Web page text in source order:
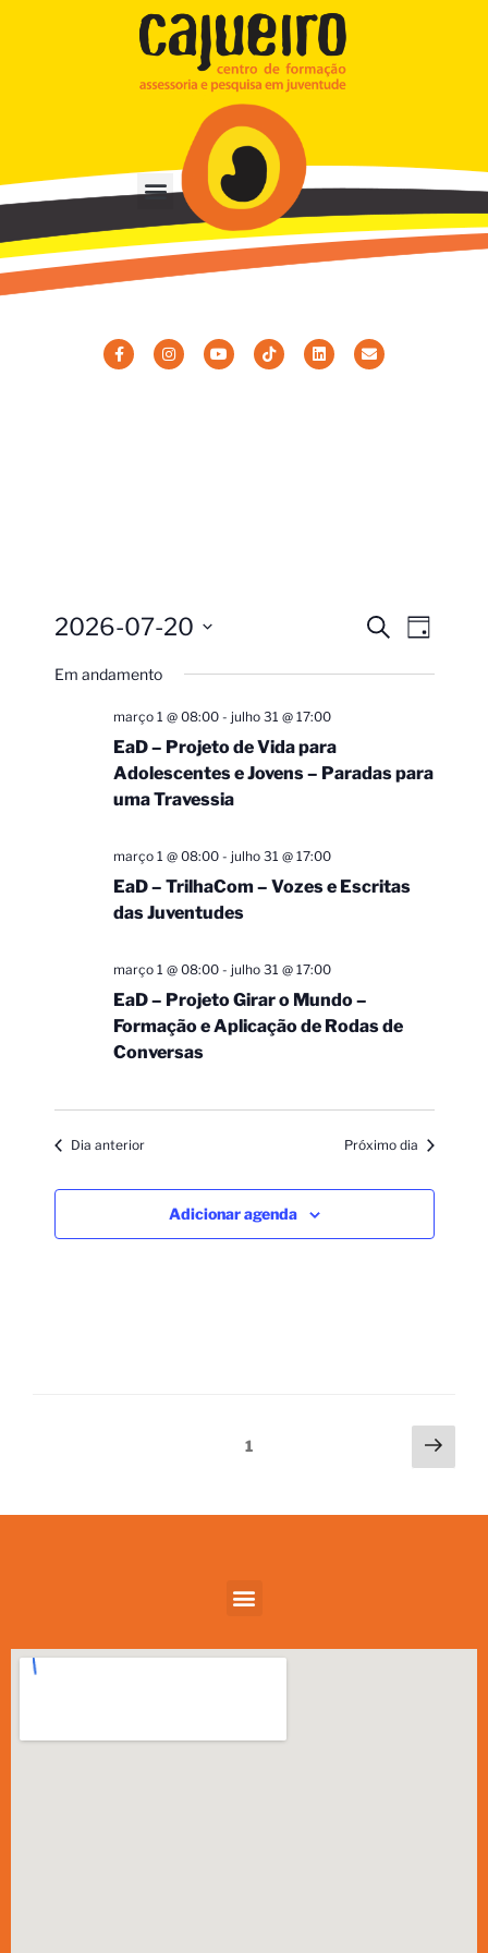
Pesquisa
de
Procurar
eventos
visual
Dia
2026-07-20
a
Em andamento
março 1 @ 08:00- julho 31 @ 17:00
EaD – Projeto de Vida para
Adolescentes e Jovens – Paradas para
uma Travessia
março 1 @ 08:00- julho 31 @ 17:00
EaD – TrilhaCom – Vozes e Escritas
das Juventudes
março 1 @ 08:00- julho 31 @ 17:00
EaD – Projeto Girar o Mundo –
Formação e Aplicação de Rodas de
Conversas
Dia anterior Próximo dia
Adicionar agenda
1